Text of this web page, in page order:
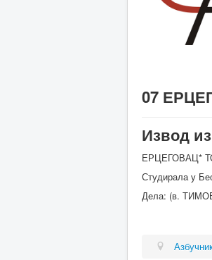
07
Извод
ЕРЦЕГОВАЦ*
Студирала у
Дела: (в.